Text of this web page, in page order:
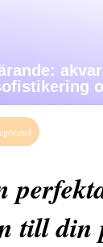
till din